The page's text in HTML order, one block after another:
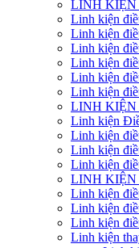
LINH KIỆN
Linh kiện
Linh kiện
Linh kiện
Linh kiện
Linh kiện
Linh kiện
LINH KIỆN
Linh kiện
Linh kiện
Linh kiện
Linh kiện
LINH KIỆN
Linh kiện
Linh kiện
Linh kiện
Linh kiện